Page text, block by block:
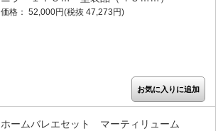
価格： 52,000円(税抜 47,273円)
ホームバレエセット マーティリューム